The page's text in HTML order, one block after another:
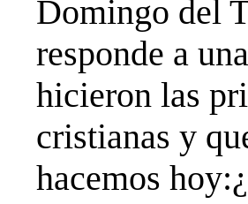
Domingo del
responde a
hicieron las
cristianas y
hacemos